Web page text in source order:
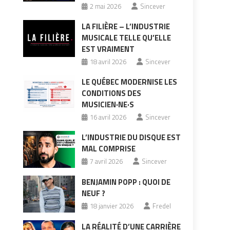
2 mai 2026 Sincever
LA FILIÈRE – L’INDUSTRIE
MUSICALE TELLE QU’ELLE
EST VRAIMENT
18 avril 2026 Sincever
LE QUÉBEC MODERNISE LES
CONDITIONS DES
MUSICIEN·NE·S
16 avril 2026 Sincever
L’INDUSTRIE DU DISQUE EST
MAL COMPRISE
7 avril 2026 Sincever
BENJAMIN POPP : QUOI DE
NEUF ?
18 janvier 2026 Fredel
LA RÉALITÉ D’UNE CARRIÈRE